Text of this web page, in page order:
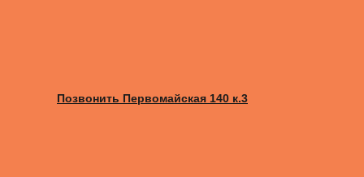
Позвонить Первомайская 140 к.3